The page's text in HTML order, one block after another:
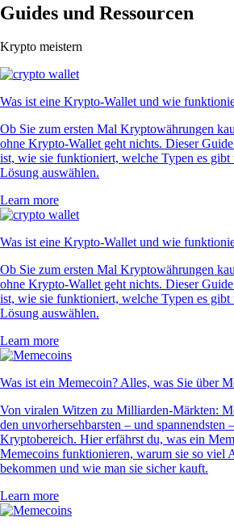
Guides und Ressourcen
Krypto meistern
Was ist eine Krypto-Wallet und wie
Ob Sie zum ersten Mal Kryptowährungen
ohne Krypto-Wallet geht nichts. Dieser
ist, wie sie funktioniert, welche Typen es gibt
Lösung auswählen.
Learn more
Was ist eine Krypto-Wallet und wie
Ob Sie zum ersten Mal Kryptowährungen
ohne Krypto-Wallet geht nichts. Dieser
ist, wie sie funktioniert, welche Typen es gibt
Lösung auswählen.
Learn more
Was ist ein Memecoin? Alles, was Sie über
Von viralen Witzen zu Milliarden-Märkten:
den unvorhersehbarsten – und spannendsten
Kryptobereich. Hier erfährst du, was ein
Memecoins funktionieren, warum sie so viel
bekommen und wie man sie sicher kauft.
Learn more